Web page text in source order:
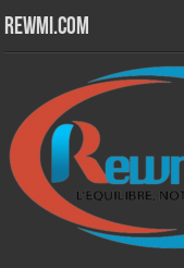
Rewmi.Com